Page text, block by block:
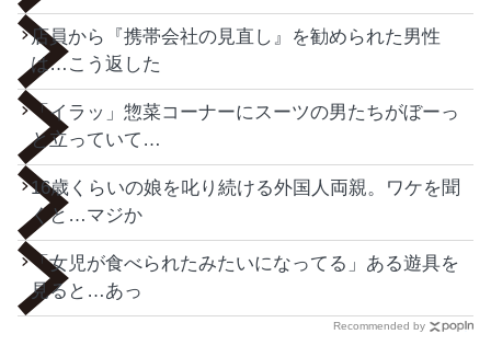
店員から『携帯会社の見直し』を勧められた男性
は…こう返した
「イラッ」惣菜コーナーにスーツの男たちがぼーっ
と立っていて…
16歳くらいの娘を叱り続ける外国人両親。ワケを聞
くと…マジか
「女児が食べられたみたいになってる」ある遊具を
見ると…あっ
Recommended by